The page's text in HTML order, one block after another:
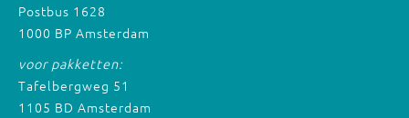
Postbus 1628
1000 BP Amsterdam
voor pakketten:
Tafelbergweg 51
1105 BD Amsterdam